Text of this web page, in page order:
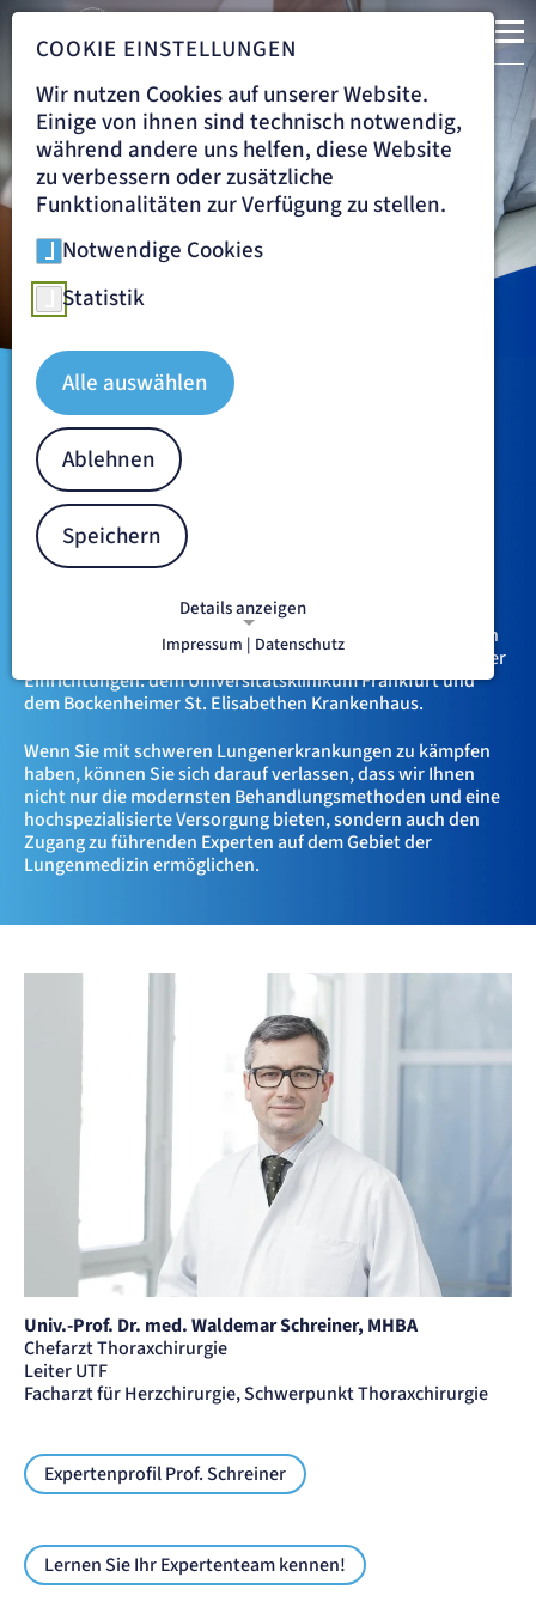
Willkommen im
Universitären Thoraxzentrum Frankfurt
Patientin im Krankenbett wird gut umsorgt
Navigationspfad
UNIVERSITÄRES THORAXZENTRUM FRANKFURT
Umfassende
lungenmedizinische
Versorgung im Rhein-Main-
Gebiet
Universitären Thoraxzentrum Frankfurt (UTF)
bündeln
wir das Fachwissen und die Erfahrung zweier renommierter
Einrichtungen: dem Universitätsklinikum Frankfurt und
dem Bockenheimer St. Elisabethen Krankenhaus.
Wenn Sie mit schweren Lungenerkrankungen zu kämpfen
haben, können Sie sich darauf verlassen, dass wir Ihnen
nicht nur die modernsten Behandlungsmethoden und eine
hochspezialisierte Versorgung bieten, sondern auch den
Zugang zu führenden Experten auf dem Gebiet der
Lungenmedizin ermöglichen.
Univ.-Prof. Dr. med. Waldemar Schreiner, MHBA
Chefarzt Thoraxchirurgie
Leiter UTF
Facharzt für Herzchirurgie, Schwerpunkt Thoraxchirurgie
Expertenprofil Prof. Schreiner
Lernen Sie Ihr Expertenteam kennen!
COOKIE EINSTELLUNGEN
Wir nutzen Cookies auf unserer Website.
Einige von ihnen sind technisch notwendig,
während andere uns helfen, diese Website
zu verbessern oder zusätzliche
Funktionalitäten zur Verfügung zu stellen.
Notwendige Cookies
Statistik
Alle auswählen
Ablehnen
Speichern
Details anzeigen
NOTWENDIGE COOKIES
Notwendige Cookies ermöglichen
grundlegende Funktionen und sind für
die einwandfreie Funktion der Website
erforderlich.
etracker Sitzungs-Cookie
Name:
et_oi_v2
etracker GmbH
"no" - 50 Jahre, "yes" - 480 Tage
Einverständnis-Cookie
Dieser Cookie speichert die ausgewählten Einverständnis-Optionen des Benutzers
1 Jahr
Statistik Cookies erfassen Informationen
anonym. Diese Informationen helfen uns
zu verstehen, wie unsere Besucher unsere
etracker Analytics
Anbieter:
etracker GmbH
Impressum | Datenschutz